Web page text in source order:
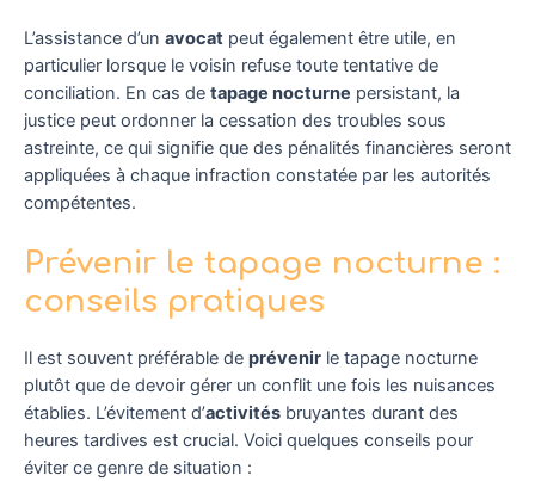
L’assistance d’un avocat peut également être utile, en
particulier lorsque le voisin refuse toute tentative de
conciliation. En cas de tapage nocturne persistant, la
justice peut ordonner la cessation des troubles sous
astreinte, ce qui signifie que des pénalités financières seront
appliquées à chaque infraction constatée par les autorités
compétentes.
Prévenir le tapage nocturne :
conseils pratiques
Il est souvent préférable de prévenir le tapage nocturne
plutôt que de devoir gérer un conflit une fois les nuisances
établies. L’évitement d’activités bruyantes durant des
heures tardives est crucial. Voici quelques conseils pour
éviter ce genre de situation :